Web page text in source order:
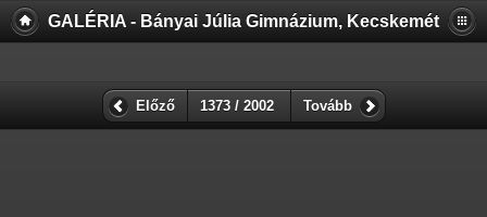
GALÉRIA - Bányai Júlia Gimnázium, Kecskemét
Előző 1373 / 2002 Tovább